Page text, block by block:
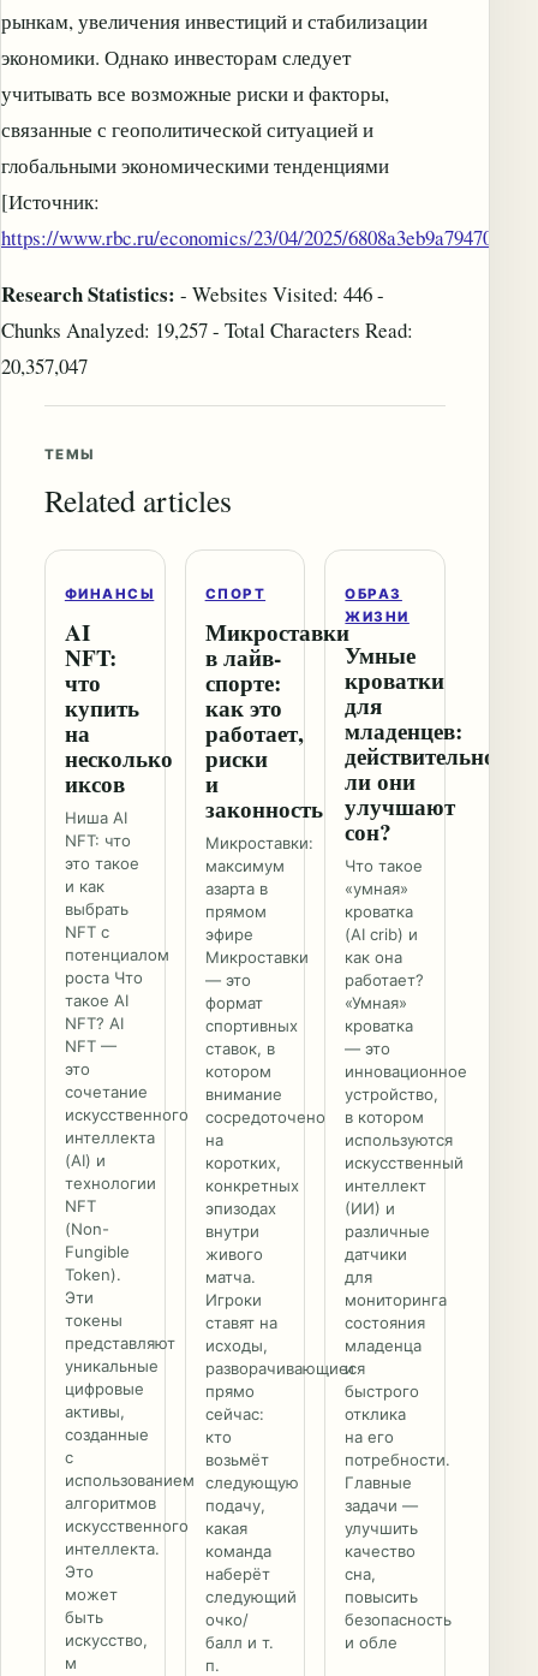
рынкам, увеличения инвестиций и стабилизации
экономики. Однако инвесторам следует
учитывать все возможные риски и факторы,
связанные с геополитической ситуацией и
глобальными экономическими тенденциями
[Источник:
https://www.rbc.ru/economics/23/04/2025/
Research Statistics: - Websites Visited: 446 -
Chunks Analyzed: 19,257 - Total Characters Read:
20,357,047
ТЕМЫ
Related articles
ФИНАНСЫ
AI
NFT:
что
купить
на
несколько
иксов
Ниша AI
NFT: что
это такое
и как
выбрать
NFT с
потенциалом
роста Что
такое AI
NFT? AI
NFT —
это
сочетание
искусственного
интеллекта
(AI) и
технологии
NFT
(Non-
Fungible
Token).
Эти
токены
представляют
уникальные
цифровые
активы,
созданные
с
использованием
алгоритмов
искусственного
интеллекта.
Это
может
быть
искусство,
м
СПОРТ
Микроставки
в лайв-
спорте:
как это
работает,
риски
и
законность
Микроставки:
максимум
азарта в
прямом
эфире
Микроставки
— это
формат
спортивных
ставок, в
котором
внимание
сосредоточено
на
коротких,
конкретных
эпизодах
внутри
живого
матча.
Игроки
ставят на
исходы,
разворачивающиеся
прямо
сейчас:
кто
возьмёт
следующую
подачу,
какая
команда
наберёт
следующий
очко/
балл и т.
п.
ОБРАЗ
ЖИЗНИ
Умные
кроватки
для
младенцев:
действительно
ли они
улучшают
сон?
Что такое
«умная»
кроватка
(AI crib) и
как она
работает?
«Умная»
кроватка
— это
инновационное
устройство,
в котором
используются
искусственный
интеллект
(ИИ) и
различные
датчики
для
мониторинга
состояния
младенца
и
быстрого
отклика
на его
потребности.
Главные
задачи —
улучшить
качество
сна,
повысить
безопасность
и обле